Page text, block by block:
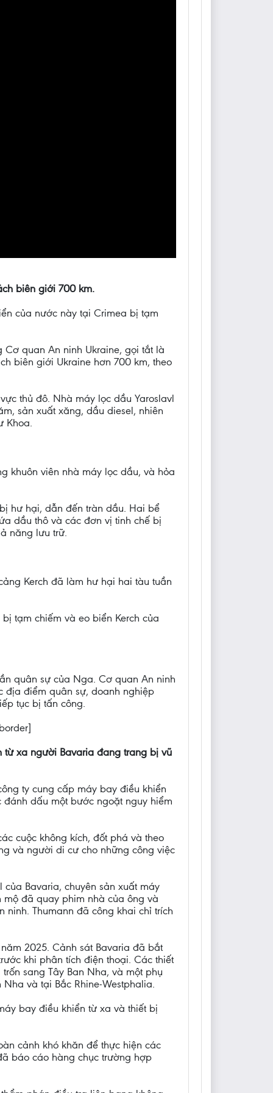
biên giới 700 km.
của nước này tại Crimea bị tạm
Cơ quan An ninh Ukraine, gọi tắt là
biên giới Ukraine hơn 700 km, theo
thủ đô. Nhà máy lọc dầu Yaroslavl
sản xuất xăng, dầu diesel, nhiên
Khoa.
khuôn viên nhà máy lọc dầu, và hỏa
hư hại, dẫn đến tràn dầu. Hai bể
dầu thô và các đơn vị tinh chế bị
năng lưu trữ.
Kerch đã làm hư hại hai tàu tuần
tạm chiếm và eo biển Kerch của
quân sự của Nga. Cơ quan An ninh
địa điểm quân sự, doanh nghiệp
tục bị tấn công.
từ xa người Bavaria đang trang bị vũ
ty cung cấp máy bay điều khiển
dấu một bước ngoặt nguy hiểm
cuộc không kích, đốt phá và theo
và người di cư cho những công việc
Bavaria, chuyên sản xuất máy
mộ đã quay phim nhà của ông và
Thumann đã công khai chỉ trích
2025. Cảnh sát Bavaria đã bắt
khi phân tích điện thoại. Các thiết
sang Tây Ban Nha, và một phụ
và tại Bắc Rhine-Westphalia.
bay điều khiển từ xa và thiết bị
cảnh khó khăn để thực hiện các
báo cáo hàng chục trường hợp